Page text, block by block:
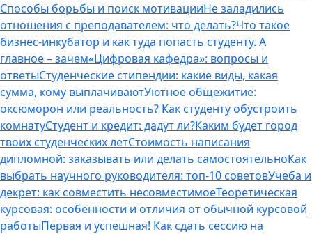
Способы борьбы и поиск мотивацииНе заладились
отношения с преподавателем: что делать?Что такое
бизнес-инкубатор и как туда попасть студенту. А
главное – зачем«Цифровая кафедра»: вопросы и
ответыСтуденческие стипендии: какие виды, какая
сумма, кому выплачиваютУютное общежитие:
оксюморон или реальность? Как студенту обустроить
комнатуСтудент и кредит: дадут ли?Каким будет город
твоих студенческих летСтоимость написания
дипломной: заказывать или делать самостоятельноКак
выбрать научного руководителя: топ-10 советовУчеба и
декрет: как совместить несовместимоеТеоретическая
курсовая: особенности и отличия от обычной курсовой
работыПервая и успешная! Как сдать сессию на